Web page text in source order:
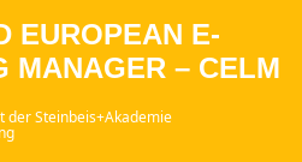
EUROPEAN E-
MANAGER – CELM
der Steinbeis+Akademie